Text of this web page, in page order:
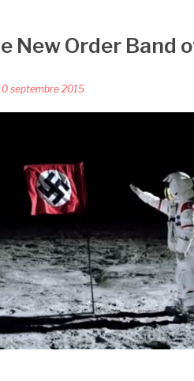
New Order Band
septembre 2015